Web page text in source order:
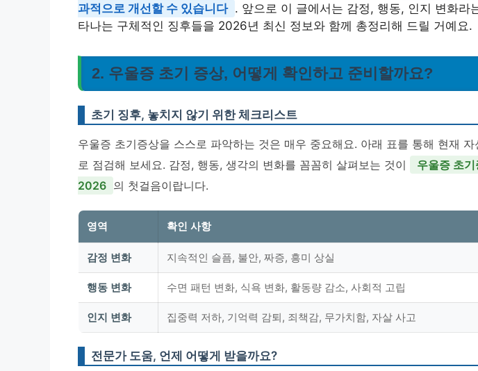
과적으로 개선할 수 있습니다 . 앞으로 이 글에서는 감정, 행동, 인지 변화라
타나는 구체적인 징후들을 2026년 최신 정보와 함께 총정리해 드릴 거예요.
2. 우울증 초기 증상, 어떻게 확인하고 준비할까요?
초기 징후, 놓치지 않기 위한 체크리스트
우울증 초기증상을 스스로 파악하는 것은 매우 중요해요. 아래 표를 통해 현재
로 점검해 보세요. 감정, 행동, 생각의 변화를 꼼꼼히 살펴보는 것이
우울증 초
2026 의 첫걸음이랍니다.
영역 확인 사항
감정 변화 지속적인 슬픔, 불안, 짜증, 흥미 상실
행동 변화 수면 패턴 변화, 식욕 변화, 활동량 감소, 사회적 고립
인지 변화 집중력 저하, 기억력 감퇴, 죄책감, 무가치함, 자살 사고
전문가 도움, 언제 어떻게 받을까요?